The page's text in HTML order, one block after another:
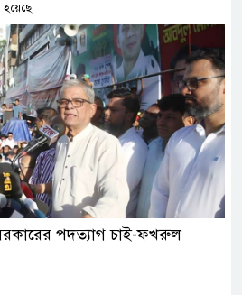
পদত্যাগ চাই-ফখরুল